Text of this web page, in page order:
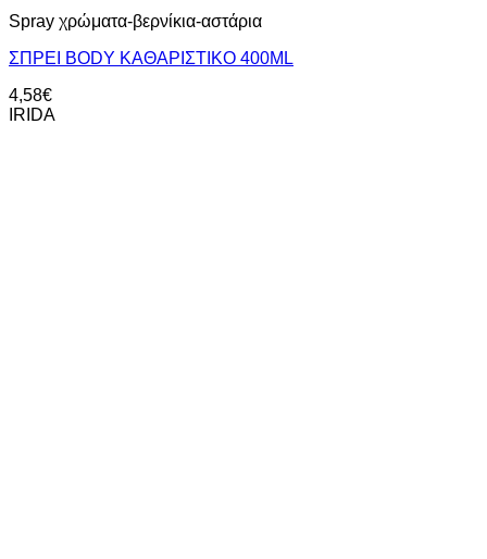
Spray χρώματα-βερνίκια-αστάρια
ΣΠΡΕΙ BODY ΚΑΘΑΡΙΣΤΙΚΟ 400ML
4,58€
IRIDA